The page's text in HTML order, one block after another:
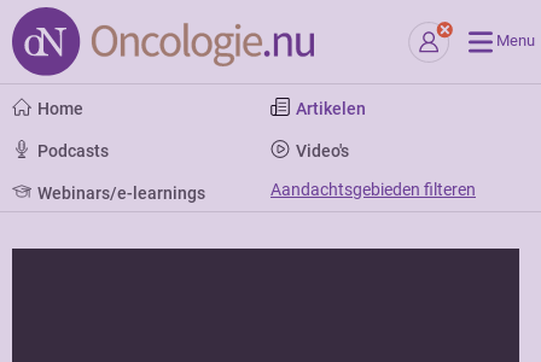
Menu
Home Artikelen
Podcasts Video's
Webinars/e-learnings Aandachtsgebieden filteren